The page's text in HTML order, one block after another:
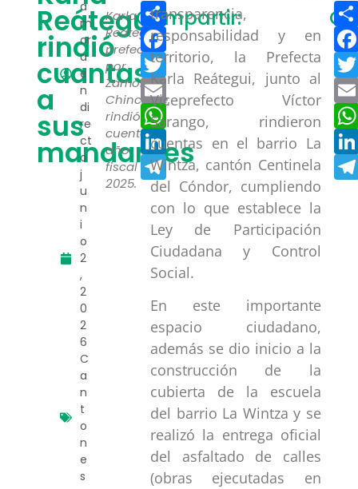
Reátegui
rindió
cuantas
a
sus
mandantes
a
m
or
a
e
n
di
re
ct
o
j
u
n
i
o
2
,
2
0
2
6
C
a
n
t
o
n
e
s
Karla
Reátegui,
prefecta
por
Zamora
Chinchipe,
rindió
cuentas
año
fiscal
2025.
Compartir:
Compartir
Facebook
Twitter
Email
WhatsApp
LinkedIn
Telegram
transparencia,
responsabilidad y en
territorio, la Prefecta
Karla Reátegui, junto al
Viceprefecto Víctor
Sarango, rindieron
cuentas en el barrio La
Wintza, cantón Centinela
del Cóndor, cumpliendo
con lo que establece la
Ley de Participación
Ciudadana y Control
Social.
En este importante
espacio ciudadano,
además se dio inicio a la
construcción de la
cubierta de la escuela
del barrio La Wintza y se
realizó la entrega oficial
del asfaltado de calles
(obras ejecutadas en